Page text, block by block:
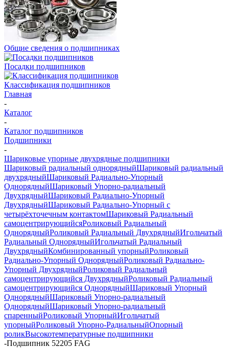
Общие сведения о подшипниках
Посадки подшипников
Классификация подшипников
Главная
-
Каталог
-
Каталог подшипников
Подшипники
-
Шариковые упорные двухрядные подшипники
Шариковый радиальный однорядныйШариковый радиальный
двухрядныйШариковый Радиально-Упорный
ОднорядныйШариковый Упорно-радиальный
ДвухрядныйШариковый Радиально-Упорный
ДвухрядныйШариковый Радиально-Упорный с
четырёхточечным контактомШариковый Радиальный
самоцентрирующийсяРоликовый Радиальный
ОднорядныйРоликовый Радиальный ДвухрядныйИгольчатый
Радиальный ОднорядныйИгольчатый Радиальный
ДвухрядныйКомбинированный упорныйРоликовый
Радиально-Упорный ОднорядныйРоликовый Радиально-
Упорный ДвухрядныйРоликовый Радиальный
самоцентрирующийся ДвухрядныйРоликовый Радиальный
самоцентрирующийся ОднорядныйШариковый Упорный
ОднорядныйШариковый Упорно-радиальный
ОднорядныйШариковый Упорно-радиальный
спаренныйРоликовый УпорныйИгольчатый
упорныйРоликовый Упорно-РадиальныйОпорный
роликВысокотемпературные подшипники
-Подшипник 52205 FAG